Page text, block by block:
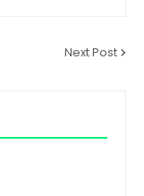
Next Post